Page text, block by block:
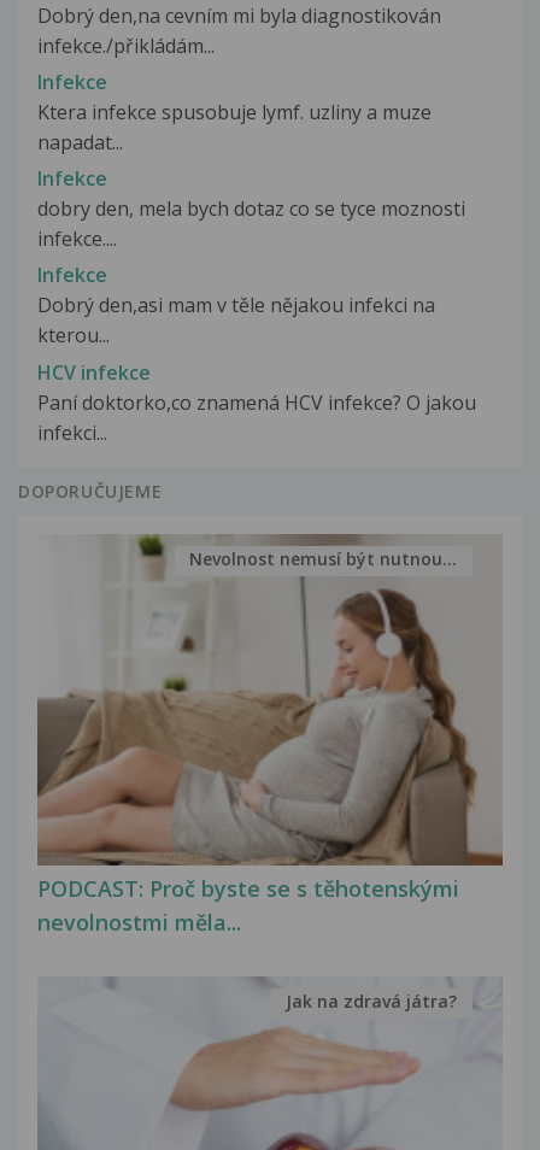
Dobrý den,na cevním mi byla diagnostikován
infekce./přikládám...
Infekce
Ktera infekce spusobuje lymf. uzliny a muze
napadat...
Infekce
dobry den, mela bych dotaz co se tyce moznosti
infekce....
Infekce
Dobrý den,asi mam v těle nějakou infekci na
kterou...
HCV infekce
Paní doktorko,co znamená HCV infekce? O jakou
infekci...
DOPORUČUJEME
PODCAST: Proč byste se s těhotenskými
nevolnostmi měla...
Nevolnost nemusí být nutnou...
Jak na zdravá játra?